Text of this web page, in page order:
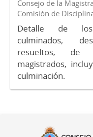
Consejo de la
Comisión de
Detalle de los
culminados,
resueltos, de
magistrados,
culminación.